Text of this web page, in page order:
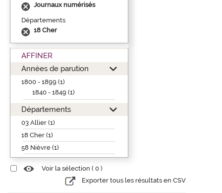
Journaux numérisés
Départements
18 Cher
AFFINER
Années de parution
1800 - 1899 (1)
1840 - 1849 (1)
Départements
03 Allier (1)
18 Cher (1)
58 Nièvre (1)
Voir la sélection ( 0 )
Exporter tous les résultats en CSV